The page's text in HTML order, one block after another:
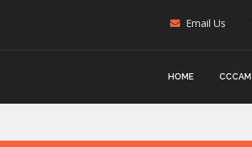
Email Us
HOME CCCAM